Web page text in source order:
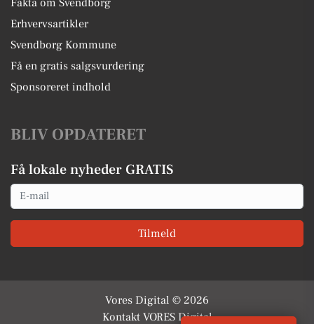
Erhvervsartikler
Svendborg Kommune
Få en gratis salgsvurdering
Sponsoreret indhold
BLIV OPDATERET
Få lokale nyheder GRATIS
Email
Tilmeld
Vores Digital © 2026
Kontakt VORES Digital